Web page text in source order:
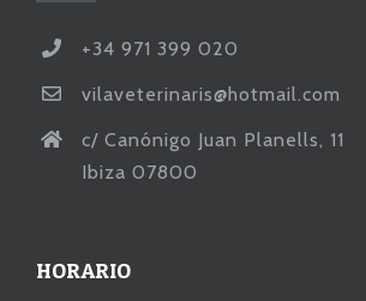
+34 971 399 020
vilaveterinaris@hotmail.com
c/ Canónigo Juan Planells, 11
Ibiza 07800
HORARIO